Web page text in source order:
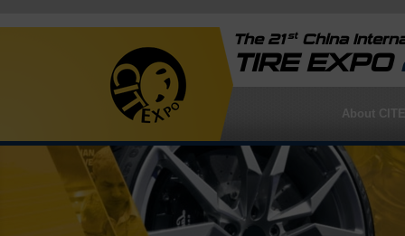
The 21stChina
TIRE EXPO
About